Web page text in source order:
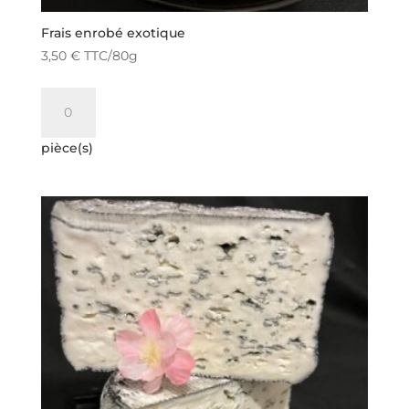
Frais enrobé exotique
3,50 € TTC/80g
Frais
enrobé
pièce(s)